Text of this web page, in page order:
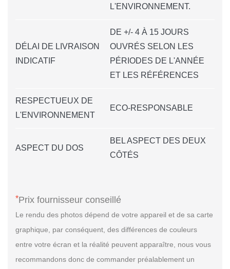
L'ENVIRONNEMENT.
DÉLAI DE LIVRAISON
INDICATIF
DE +/- 4 À 15 JOURS
OUVRÉS SELON LES
PÉRIODES DE L'ANNÉE
ET LES RÉFÉRENCES
RESPECTUEUX DE
L'ENVIRONNEMENT
ECO-RESPONSABLE
ASPECT DU DOS
BEL ASPECT DES DEUX
CÔTÉS
*Prix fournisseur conseillé
Le rendu des photos dépend de votre appareil et de sa carte
graphique, par conséquent, des différences de couleurs
entre votre écran et la réalité peuvent apparaître, nous vous
recommandons donc de commander préalablement un